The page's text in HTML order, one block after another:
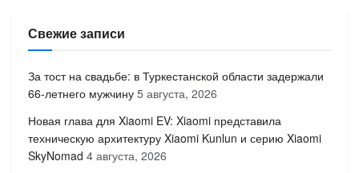
Свежие записи
За тост на свадьбе: в Туркестанской области задержали
66-летнего мужчину 5 августа, 2026
Новая глава для Xiaomi EV: Xiaomi представила
техническую архитектуру Xiaomi Kunlun и серию Xiaomi
SkyNomad 4 августа, 2026